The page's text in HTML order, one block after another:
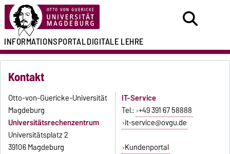
INFORMATIONSPORTALDIGITALE LEHRE
Kontakt
Otto-von-Guericke-Universität
Magdeburg
Universitätsrechenzentrum
Universitätsplatz 2
39106 Magdeburg
IT-Service
Tel.: +49 391 67 58888
it-service@ovgu.de
Kundenportal